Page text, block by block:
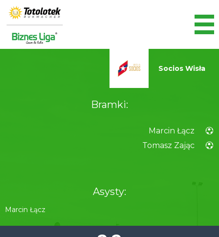
Socios Wisła
Kraków
Bramki:
Marcin Łącz
Tomasz Zając
Asysty:
Marcin Łącz